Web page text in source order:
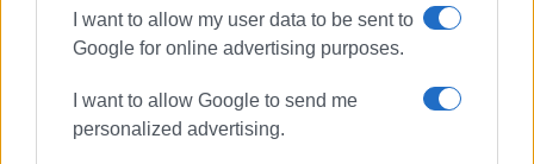
I want to allow my user data to be sent to
Google for online advertising purposes.
I want to allow Google to send me
personalized advertising.